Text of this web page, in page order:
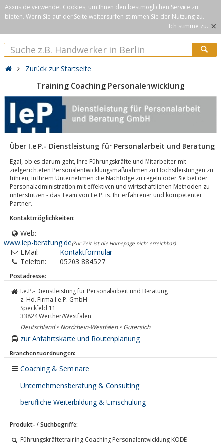
Axxus.de verwendet Cookies, um Ihnen den bestmöglichen Service zu
bieten. Wenn Sie auf der Seite weitersurfen stimmen Sie der Nutzung zu.
Ich stimme zu. ×
Zurück zur Startseite
Training Coaching Personalenwicklung
Über I.e.P.- Dienstleistung für Personalarbeit und Beratung
Egal, ob es darum geht, Ihre Führungskräfte und Mitarbeiter mit
zielgerichteten Personalentwicklungsmaßnahmen zu Höchstleistungen zu
führen, in Ihrem Unternehmen die Nachfolge zu regeln oder Sie bei der
Personaladministration mit effektiven und wirtschaftlichen Methoden zu
unterstützen - das Team von I.e.P. ist Ihr erfahrener und kompetenter
Partner.
Kontaktmöglichkeiten:
Web:
www.iep-beratung.de(Zur Zeit ist die Homepage nicht erreichbar)
EMail:
Kontaktformular
Telefon:
05203 884527
Postadresse:
I.e.P.- Dienstleistung für Personalarbeit und Beratung
z. Hd. Firma I.e.P. GmbH
Speckfeld 11
33824Werther/Westfalen
Deutschland • Nordrhein-Westfalen • Gütersloh
zur Anfahrtskarte und Routenplanung
Branchenzuordnungen:
Coaching & Seminare
Unternehmensberatung & Consulting
berufliche Weiterbildung & Umschulung
Produkt- / Suchbegriffe:
Führungskräftetraining Coaching Personalentwicklung KODE